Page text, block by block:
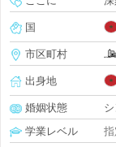
国
市区町村
出身地
婚姻状態
学業レベル